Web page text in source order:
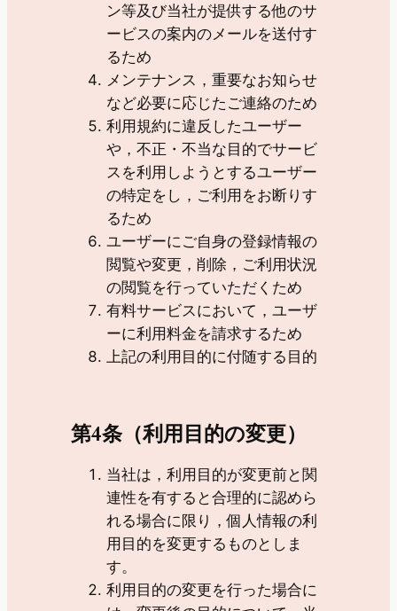
ン等及び当社が提供する他のサ
ービスの案内のメールを送付す
るため
メンテナンス，重要なお知らせ
など必要に応じたご連絡のため
利用規約に違反したユーザー
や，不正・不当な目的でサービ
スを利用しようとするユーザー
の特定をし，ご利用をお断りす
るため
ユーザーにご自身の登録情報の
閲覧や変更，削除，ご利用状況
の閲覧を行っていただくため
有料サービスにおいて，ユーザ
ーに利用料金を請求するため
上記の利用目的に付随する目的
第4条（利用目的の変更）
当社は，利用目的が変更前と関
連性を有すると合理的に認めら
れる場合に限り，個人情報の利
用目的を変更するものとしま
す。
利用目的の変更を行った場合に